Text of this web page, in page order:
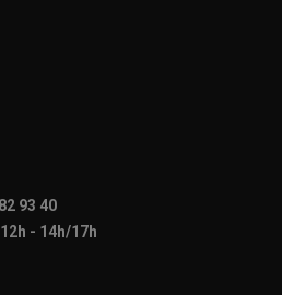
93 40
- 14h/17h